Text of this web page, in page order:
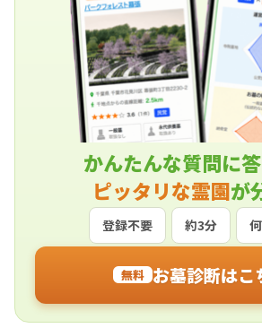
かんたんな質問に
ピッタリな霊園が
登録不要 約3分
無料 お墓診断はこ